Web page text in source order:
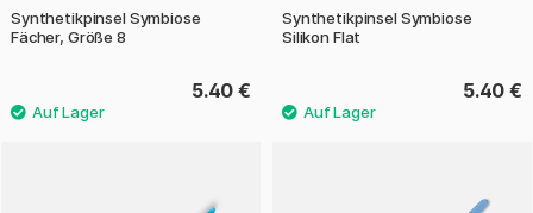
Synthetikpinsel Symbiose
Fächer, Größe 8
5.40 €
Synthetikpinsel Symbiose
Silikon Flat
5.40 €